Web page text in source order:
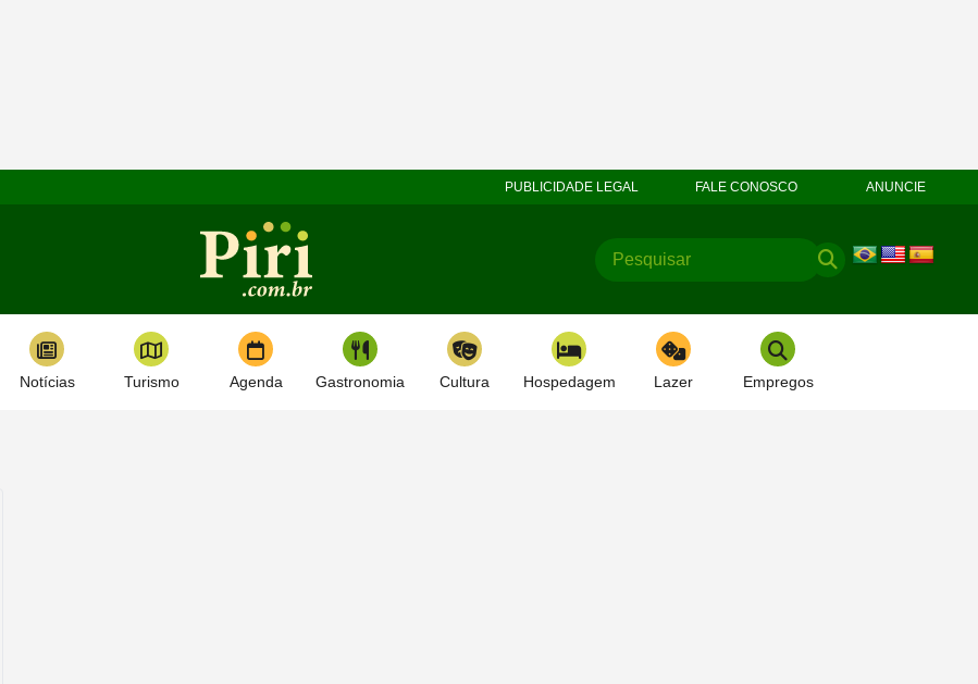
PUBLICIDADE LEGAL FALE CONOSCO ANUNCIE
Notícias Turismo Agenda Gastronomia Cultura Hospedagem Lazer Empregos